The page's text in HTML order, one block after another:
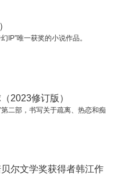
IP”唯一获奖的小说作品。
2023修订版）
第二部，书写关于疏离、热恋和痴
尔文学奖获得者韩江作